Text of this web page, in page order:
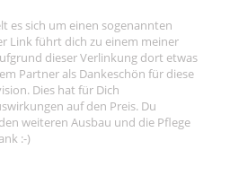
es sich um einen sogenannten
Link führt dich zu einem meiner
dieser Verlinkung dort etwas
Partner als Dankeschön für diese
Dies hat für Dich
auf den Preis. Du
weiteren Ausbau und die Pflege
:-)